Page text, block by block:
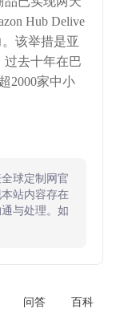
Hub Delive
该举措是亚
过去十年在巴
2000家中小
球定制网官
站内容存在
与处理。如
问答 百科